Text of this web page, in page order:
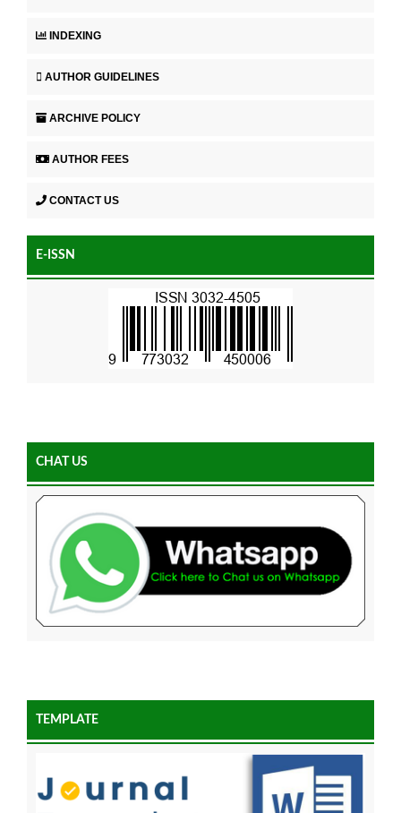
INDEXING
AUTHOR GUIDELINES
ARCHIVE POLICY
AUTHOR FEES
CONTACT US
E-ISSN
CHAT US
TEMPLATE